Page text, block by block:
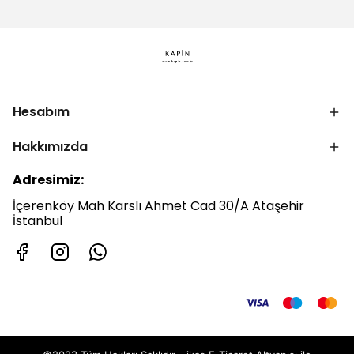
Hesabım
Hakkımızda
Adresimiz:
İçerenköy Mah Karslı Ahmet Cad 30/A Ataşehir
İstanbul